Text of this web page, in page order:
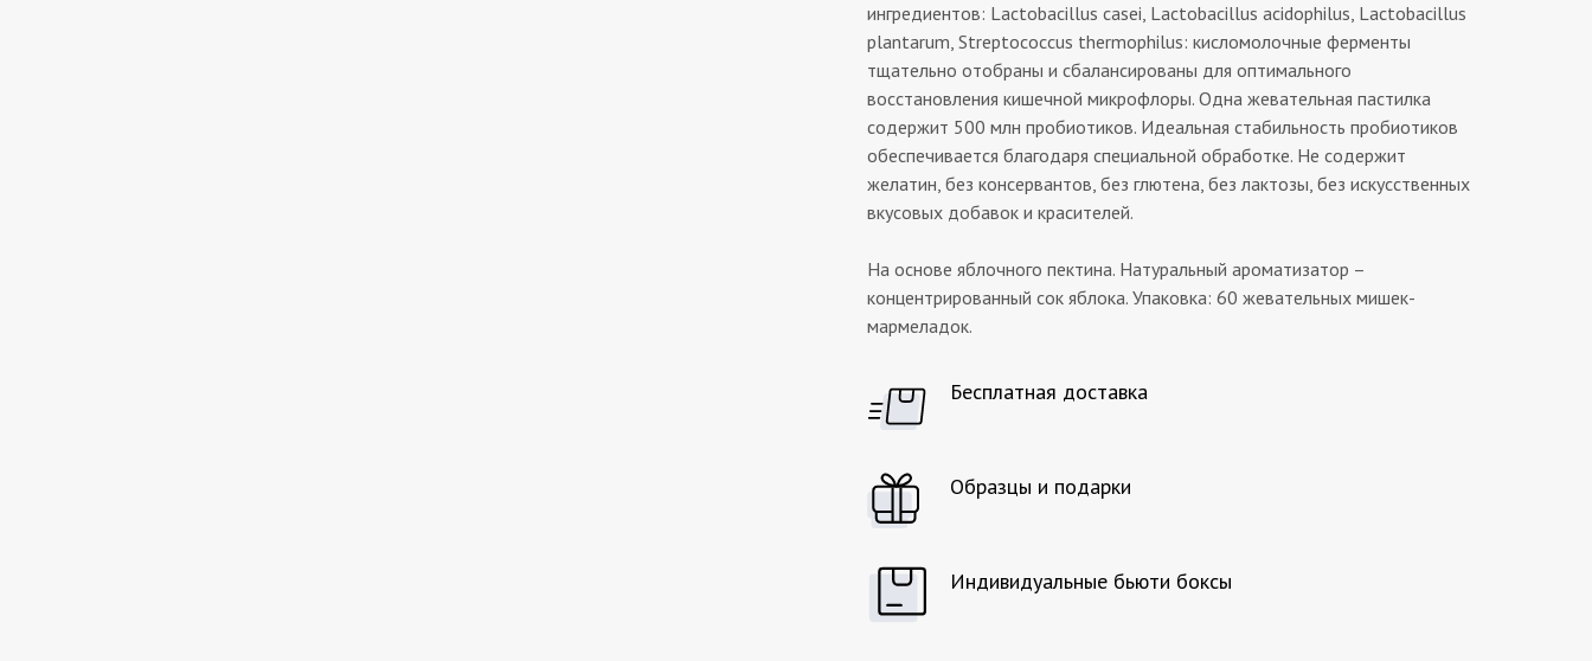
ингредиентов: Lactobacillus casei, Lactobacillus acidophilus, Lactobacillus
plantarum, Streptococcus thermophilus: кисломолочные ферменты
тщательно отобраны и сбалансированы для оптимального
восстановления кишечной микрофлоры. Одна жевательная пастилка
содержит 500 млн пробиотиков. Идеальная стабильность пробиотиков
обеспечивается благодаря специальной обработке. Не содержит
желатин, без консервантов, без глютена, без лактозы, без искусственных
вкусовых добавок и красителей.
На основе яблочного пектина. Натуральный ароматизатор –
концентрированный сок яблока. Упаковка: 60 жевательных мишек-
мармеладок.
Бесплатная доставка
Образцы и подарки
Индивидуальные бьюти боксы